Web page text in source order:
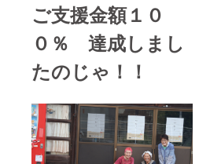
ご支援金額１０
０％ 達成しまし
たのじゃ！！